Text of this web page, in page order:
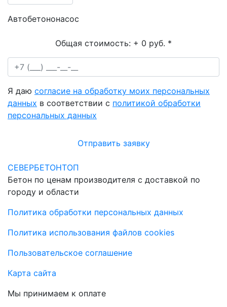
Автобетононасос
Общая стоимость: + 0 руб. *
Я даю согласие на обработку моих персональных
данных в соответствии с политикой обработки
персональных данных
Отправить заявку
СЕВЕРБЕТОНТОП
Бетон по ценам производителя с доставкой по
городу и области
Политика обработки персональных данных
Политика использования файлов cookies
Пользовательское соглашение
Карта сайта
Мы принимаем к оплате